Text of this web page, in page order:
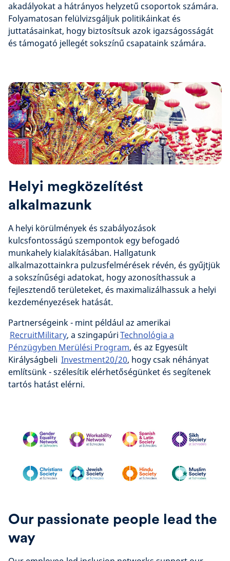
akadályokat a hátrányos helyzetű csoportok számára.
Folyamatosan felülvizsgáljuk politikáinkat és
juttatásainkat, hogy biztosítsuk azok igazságosságát
és támogató jellegét sokszínű csapataink számára.
Helyi megközelítést
alkalmazunk
A helyi körülmények és szabályozások
kulcsfontosságú szempontok egy befogadó
munkahely kialakításában. Hallgatunk
alkalmazottainkra pulzusfelmérések révén, és gyűjtjük
a sokszínűségi adatokat, hogy azonosíthassuk a
fejlesztendő területeket, és maximalizálhassuk a helyi
kezdeményezések hatását.
Partnerségeink - mint például az amerikai
RecruitMilitary, a szingapúriTechnológia a
Pénzügyben Merülési Program, és az Egyesült
Királyságbeli Investment20/20, hogy csak néhányat
említsünk - szélesítik elérhetőségünket és segítenek
tartós hatást elérni.
Our passionate people lead the
way